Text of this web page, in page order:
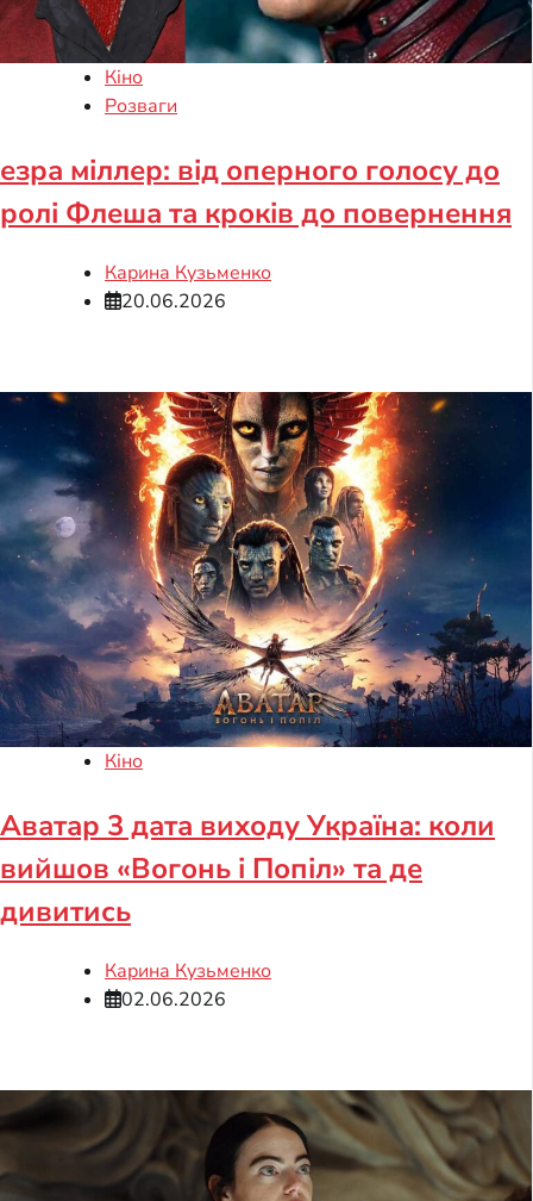
Кіно
Розваги
езра міллер: від оперного голосу до
ролі Флеша та кроків до повернення
Карина Кузьменко
20.06.2026
Кіно
Аватар 3 дата виходу Україна: коли
вийшов «Вогонь і Попіл» та де
дивитись
Карина Кузьменко
02.06.2026